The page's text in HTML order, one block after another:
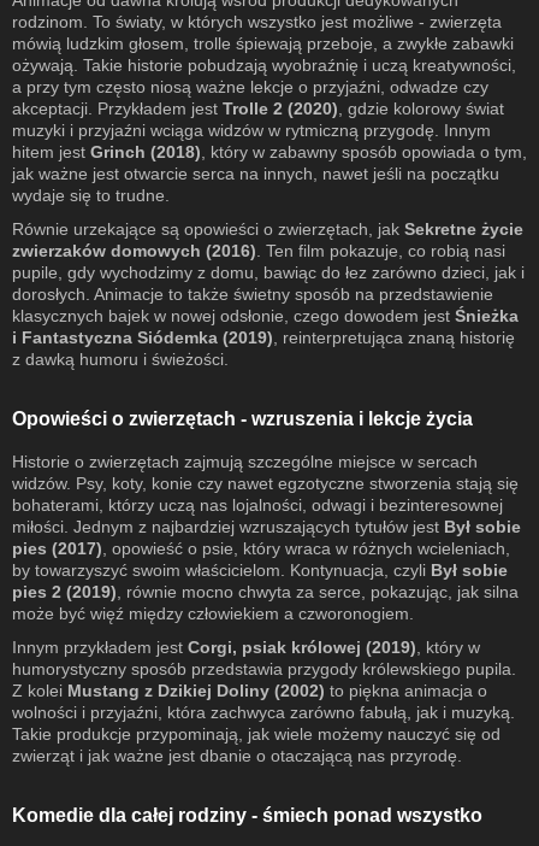
rodzinom. To światy, w których wszystko jest możliwe - zwierzęta
mówią ludzkim głosem, trolle śpiewają przeboje, a zwykłe zabawki
ożywają. Takie historie pobudzają wyobraźnię i uczą kreatywności,
a przy tym często niosą ważne lekcje o przyjaźni, odwadze czy
akceptacji. Przykładem jest Trolle 2 (2020) , gdzie kolorowy świat
muzyki i przyjaźni wciąga widzów w rytmiczną przygodę. Innym
hitem jest Grinch (2018) , który w zabawny sposób opowiada o tym,
jak ważne jest otwarcie serca na innych, nawet jeśli na początku
wydaje się to trudne.
Równie urzekające są opowieści o zwierzętach, jak Sekretne życie
zwierzaków domowych (2016) . Ten film pokazuje, co robią nasi
pupile, gdy wychodzimy z domu, bawiąc do łez zarówno dzieci, jak i
dorosłych. Animacje to także świetny sposób na przedstawienie
klasycznych bajek w nowej odsłonie, czego dowodem jest Śnieżka
i Fantastyczna Siódemka (2019) , reinterpretująca znaną historię
z dawką humoru i świeżości.
Opowieści o zwierzętach - wzruszenia i lekcje życia
Historie o zwierzętach zajmują szczególne miejsce w sercach
widzów. Psy, koty, konie czy nawet egzotyczne stworzenia stają się
bohaterami, którzy uczą nas lojalności, odwagi i bezinteresownej
miłości. Jednym z najbardziej wzruszających tytułów jest Był sobie
pies (2017) , opowieść o psie, który wraca w różnych wcieleniach,
by towarzyszyć swoim właścicielom. Kontynuacja, czyli Był sobie
pies 2 (2019) , równie mocno chwyta za serce, pokazując, jak silna
może być więź między człowiekiem a czworonogiem.
Innym przykładem jest Corgi, psiak królowej (2019) , który w
humorystyczny sposób przedstawia przygody królewskiego pupila.
Z kolei Mustang z Dzikiej Doliny (2002) to piękna animacja o
wolności i przyjaźni, która zachwyca zarówno fabułą, jak i muzyką.
Takie produkcje przypominają, jak wiele możemy nauczyć się od
zwierząt i jak ważne jest dbanie o otaczającą nas przyrodę.
Komedie dla całej rodziny - śmiech ponad wszystko